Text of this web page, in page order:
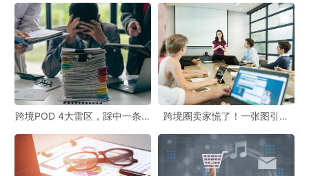
恤，因角色特征明显遭投诉；有人用综艺热词印卫
衣，却不知词汇已被注册商标，最终罚款下架。
避雷建议：不碰未授权 IP，可选原创 IP 合作或公共
领域 IP（如过版权期的经典作品），从源头防侵
权。
02
跨境POD 4大雷区，踩中一条都
跨境圈卖家慌了！一张图引爆
踩！